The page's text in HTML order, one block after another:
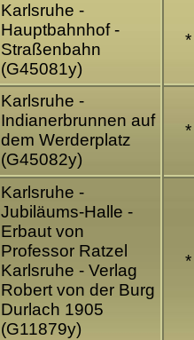
Karlsruhe -
Hauptbahnhof -
Straßenbahn
(G45081y)
*
Karlsruhe -
Indianerbrunnen auf
dem Werderplatz
(G45082y)
*
Karlsruhe -
Jubiläums-Halle -
Erbaut von
Professor Ratzel
Karlsruhe - Verlag
Robert von der Burg
Durlach 1905
(G11879y)
*